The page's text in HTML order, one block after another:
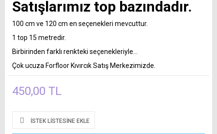
Satışlarımız top bazındadır.
100 cm ve 120 cm en seçenekleri mevcuttur.
1 top 15 metredir.
Birbirinden farklı renkteki seçenekleriyle...
Çok ucuza Forfloor Kıvırcık Satış Merkezimizde.
450,00 TL
İSTEK LISTESINE EKLE